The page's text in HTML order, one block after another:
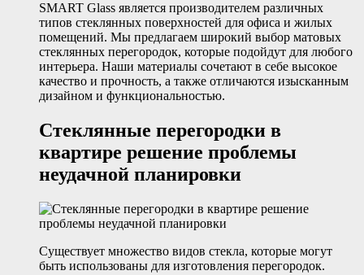
SMART Glass является производителем различных
типов стеклянных поверхностей для офиса и жилых
помещений. Мы предлагаем широкий выбор матовых
стеклянных перегородок, которые подойдут для любого
интерьера. Наши материалы сочетают в себе высокое
качество и прочность, а также отличаются изысканным
дизайном и функциональностью.
Стеклянные перегородки в
квартире решение проблемы
неудачной планировки
Существует множество видов стекла, которые могут
быть использованы для изготовления перегородок.